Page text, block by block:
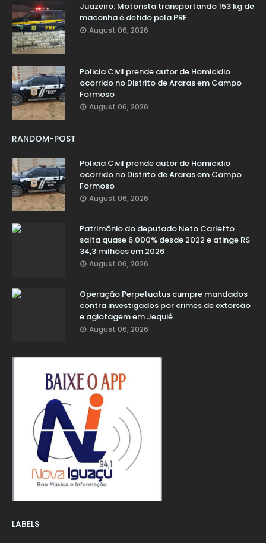
Juazeiro: Motorista transportando 153 kg de
maconha é detido pela PRF
August 06, 2026
Policia Civil prende autor de Homicidio
ocorrido no Distrito de Araras em Campo
Formoso
August 06, 2026
RANDOM-POST
Policia Civil prende autor de Homicidio
ocorrido no Distrito de Araras em Campo
Formoso
August 06, 2026
Patrimônio do deputado Neto Carletto
salta quase 6.000% desde 2022 e atinge R$
34,3 milhões em 2026
August 06, 2026
Operação Perpetuatus cumpre mandados
contra investigados por crimes de extorsão
e agiotagem em Jequié
August 06, 2026
LABELS